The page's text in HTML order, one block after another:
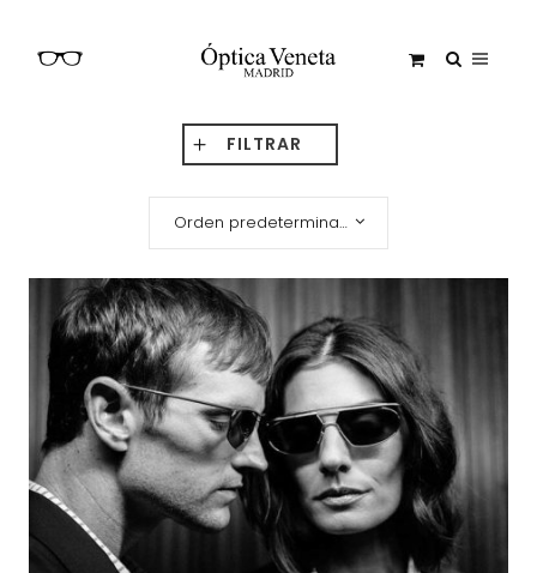
FILTRAR
Orden predeterminado